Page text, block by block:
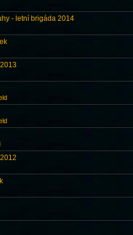
- letní brigáda 2014